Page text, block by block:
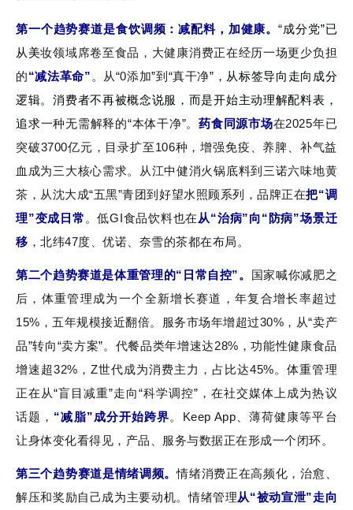
第一个趋势赛道是食饮调频：减配料，加健康。“成分党”已
从美妆领域席卷至食品，大健康消费正在经历一场更少负担
的“减法革命” 。从“0添加”到“真干净” ，从标签导向走向成分
逻辑。消费者不再被概念说服，而是开始主动理解配料表，
追求一种无需解释的“本体干净”。药食同源市场在2025年已
突破3700亿元，目录扩至106种，增强免疫、养脾、补气益
血成为三大核心需求。从江中健消火锅底料到三诺六味地黄
茶，从沈大成“五黑”青团到好望水照顾系列，品牌正在把“调
理”变成日常 。低GI食品饮料也在从“治病”向“防病”场景迁
移 ，北纬47度、优诺、奈雪的茶都在布局。
第二个趋势赛道是体重管理的“日常自控”。 国家喊你减肥之
后，体重管理成为一个全新增长赛道，年复合增长率超过
15%，五年规模接近翻倍。服务市场年增超过30%，从“卖产
品”转向“卖方案”。代餐品类年增速达28%，功能性健康食品
增速超32%，Z世代成为消费主力，占比达45%。体重管理
正在从“盲目减重”走向“科学调控”，在社交媒体上成为热议
话题， “减脂”成分开始跨界。Keep App、薄荷健康等平台
让身体变化看得见，产品、服务与数据正在形成一个闭环。
第三个趋势赛道是情绪调频。情绪消费正在高频化，治愈、
解压和奖励自己成为主要动机。情绪管理从“被动宣泄”走向